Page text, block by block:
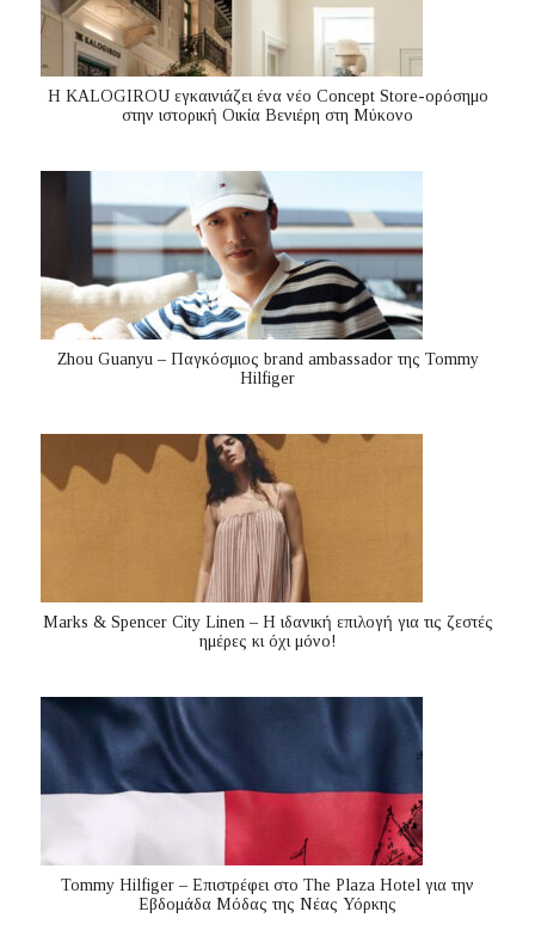
Η KALOGIROU εγκαινιάζει ένα νέο Concept Store-ορόσημο
στην ιστορική Οικία Βενιέρη στη Μύκονο
Zhou Guanyu – Παγκόσμιος brand ambassador της Tommy
Hilfiger
Marks & Spencer City Linen – Η ιδανική επιλογή για τις ζεστές
ημέρες κι όχι μόνο!
Tommy Hilfiger – Επιστρέφει στο The Plaza Hotel για την
Εβδομάδα Μόδας της Νέας Υόρκης